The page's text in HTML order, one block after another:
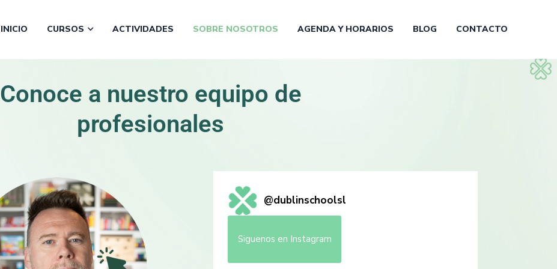
INICIO CURSOS ACTIVIDADES SOBRE NOSOTROS AGENDA Y HORARIOS BLOG CONTACTO
Conoce a nuestro equipo de
profesionales
@dublinschoolsl
Siguenos en Instagram